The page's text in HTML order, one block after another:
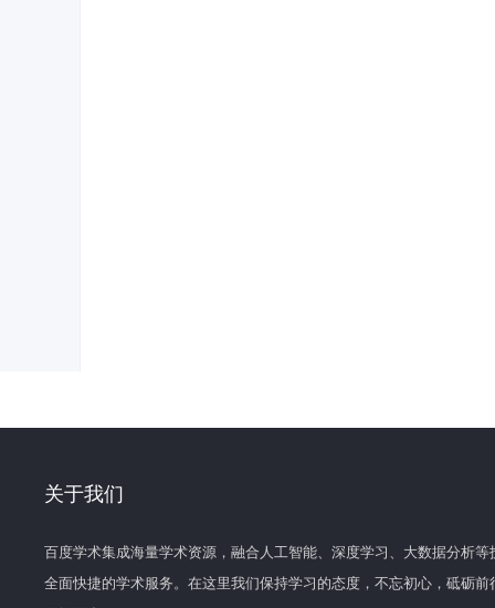
关于我们
百度学术集成海量学术资源，融合人工智能、深度学习、大数据分析
全面快捷的学术服务。在这里我们保持学习的态度，不忘初心，砥砺前